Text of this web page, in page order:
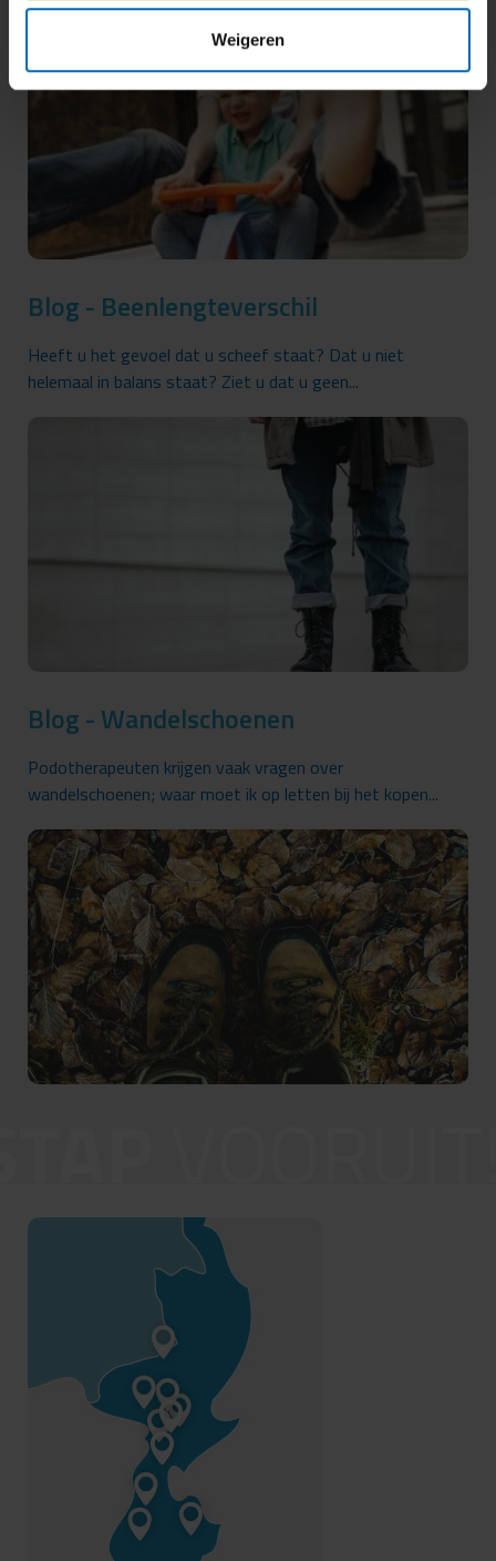
Weigeren
Blog - Beenlengteverschil
Heeft u het gevoel dat u scheef staat? Dat u niet
helemaal in balans staat? Ziet u dat u geen...
Blog - Wandelschoenen
Podotherapeuten krijgen vaak vragen over
wandelschoenen; waar moet ik op letten bij het kopen...